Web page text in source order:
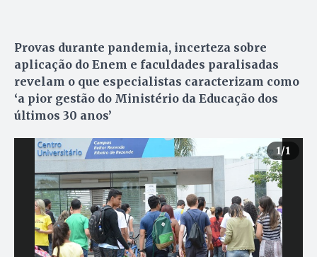
Provas durante pandemia, incerteza sobre
aplicação do Enem e faculdades paralisadas
revelam o que especialistas caracterizam como
‘a pior gestão do Ministério da Educação dos
últimos 30 anos’
1/1